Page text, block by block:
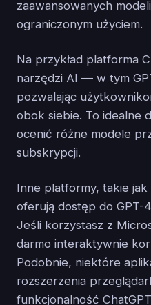
zaawansowanych
ograniczonym użyciem.
Na przykład platforma
narzędzi AI — w tym
pozwalając
obok siebie. To idealne
ocenić różne modele
subskrypcji.
Inne platformy, takie
oferują dostęp do GPT-
Jeśli korzystasz z
darmo interaktywnie
Podobnie, niektóre
rozszerzenia
funkcjonalność